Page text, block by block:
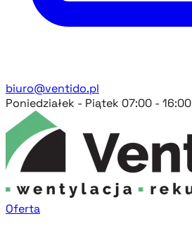
biuro@ventido.pl
Poniedziałek - Piątek 07:00 - 16:00
Oferta